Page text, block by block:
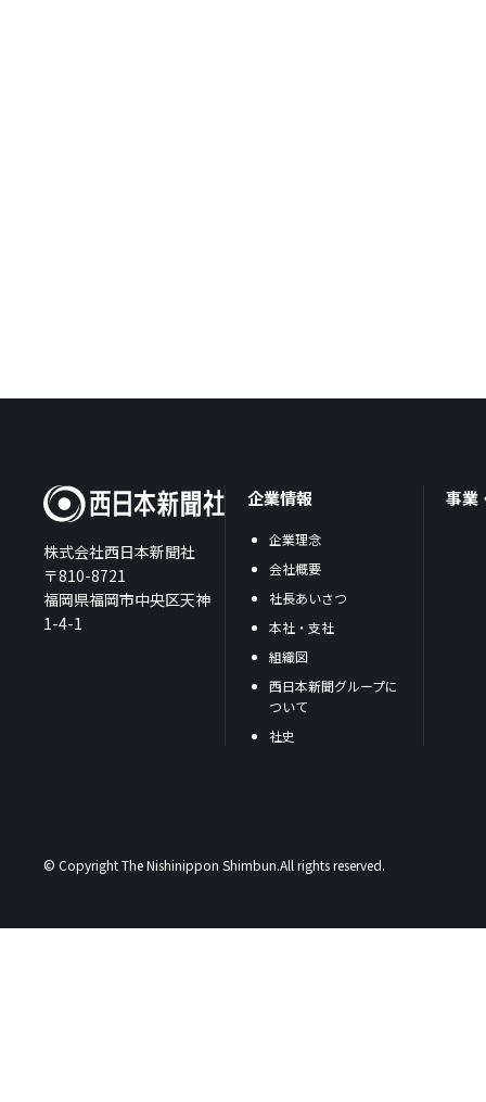
株式会社西日本新聞社
〒810-8721
福岡県福岡市中央区天神
1-4-1
企業情報
企業理念
会社概要
社長あいさつ
本社・支社
組織図
西日本新聞グループに
ついて
社史
事業
© Copyright The Nishinippon Shimbun.All rights reserved.